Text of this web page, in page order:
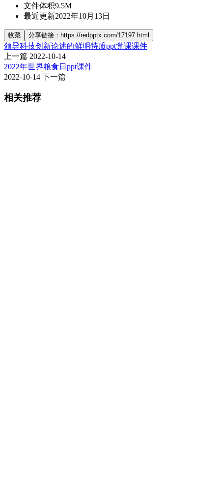
文件体积9.5M
最近更新2022年10月13日
收藏 分享链接：https://redpptx.com/17197.html
领导科技创新论述的鲜明特质ppt党课课件
上一篇 2022-10-14
2022年世界粮食日ppt课件
2022-10-14 下一篇
相关推荐